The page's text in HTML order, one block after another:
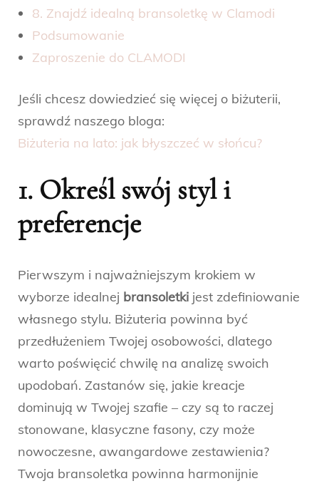
8. Znajdź idealną bransoletkę w Clamodi
Podsumowanie
Zaproszenie do CLAMODI
Jeśli chcesz dowiedzieć się więcej o biżuterii,
sprawdź naszego bloga:
Biżuteria na lato: jak błyszczeć w słońcu?
1. Określ swój styl i
preferencje
Pierwszym i najważniejszym krokiem w
wyborze idealnej bransoletki jest zdefiniowanie
własnego stylu. Biżuteria powinna być
przedłużeniem Twojej osobowości, dlatego
warto poświęcić chwilę na analizę swoich
upodobań. Zastanów się, jakie kreacje
dominują w Twojej szafie – czy są to raczej
stonowane, klasyczne fasony, czy może
nowoczesne, awangardowe zestawienia?
Twoja bransoletka powinna harmonijnie